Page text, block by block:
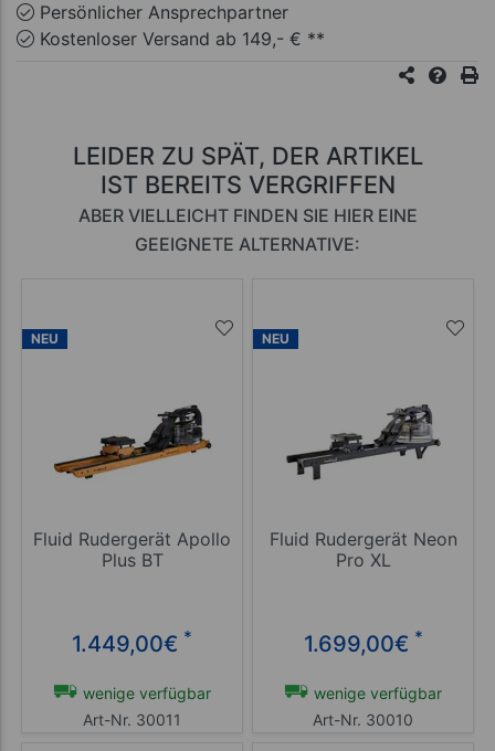
Persönlicher Ansprechpartner
Kostenloser Versand ab 149,- € **
LEIDER ZU SPÄT, DER ARTIKEL
IST BEREITS VERGRIFFEN
ABER VIELLEICHT FINDEN SIE HIER EINE
GEEIGNETE ALTERNATIVE:
NEU
Fluid Rudergerät Apollo
Plus BT
1.449,00€ *
wenige verfügbar
Art-Nr. 30011
NEU
Fluid Rudergerät Neon
Pro XL
1.699,00€ *
wenige verfügbar
Art-Nr. 30010